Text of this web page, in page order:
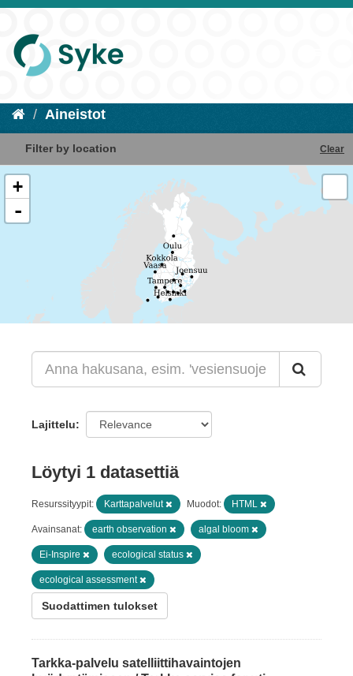
Aineistot
Filter by location Clear
+
-
Lajittelu
Löytyi 1 datasettiä
Resurssityypit: Karttapalvelut Muodot: HTML
Avainsanat: earth observation algal bloom
Ei-Inspire ecological status
ecological assessment
Suodattimen tulokset
Tarkka-palvelu satelliittihavaintojen